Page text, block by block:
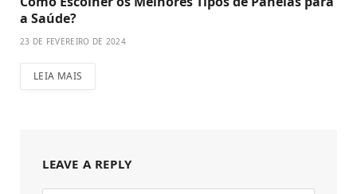
a Saúde?
23 DE FEVEREIRO DE 2024
LEIA MAIS
LEAVE A REPLY